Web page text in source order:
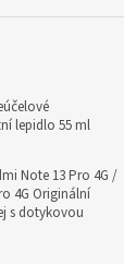
lepidlo 55 ml
Note 13 Pro 4G /
4G Originální
s dotykovou